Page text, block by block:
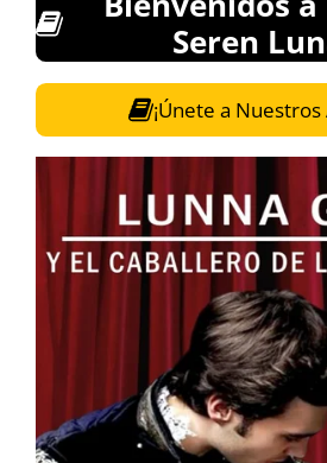
Seren
¡Únete a